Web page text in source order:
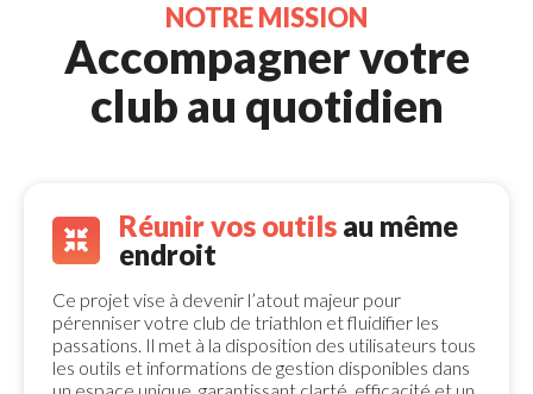
NOTRE MISSION
Accompagner votre
club au quotidien
Réunir vos outils au même
endroit
Ce projet vise à devenir l’atout majeur pour
pérenniser votre club de triathlon et fluidifier les
passations. Il met à la disposition des utilisateurs tous
les outils et informations de gestion disponibles dans